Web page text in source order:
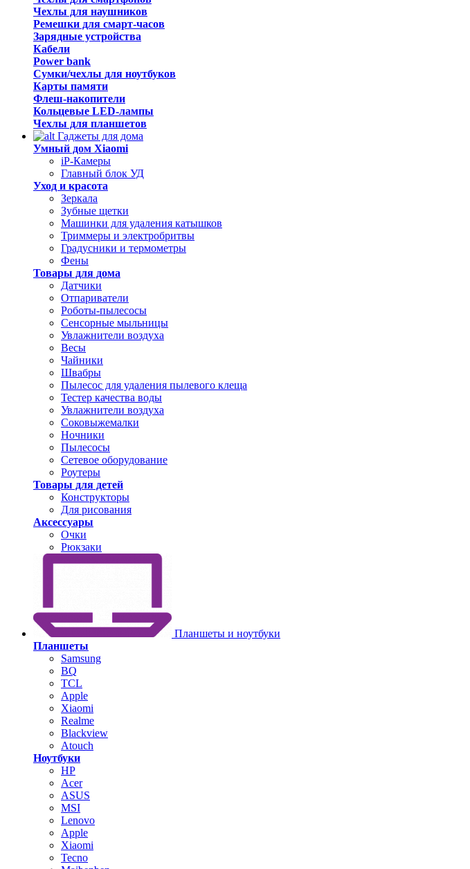
Чехлы для наушников
Ремешки для смарт-часов
Зарядные устройства
Кабели
Power bank
Сумки/чехлы для ноутбуков
Карты памяти
Флеш-накопители
Кольцевые LED-лампы
Чехлы для планшетов
Гаджеты для дома
Умный дом Xiaomi
iP-Камеры
Главный блок УД
Уход и красота
Зеркала
Зубные щетки
Машинки для удаления катышков
Триммеры и электробритвы
Градусники и термометры
Фены
Товары для дома
Датчики
Отпариватели
Роботы-пылесосы
Сенсорные мыльницы
Увлажнители воздуха
Весы
Чайники
Швабры
Пылесос для удаления пылевого клеща
Тестер качества воды
Увлажнители воздуха
Соковыжемалки
Ночники
Пылесосы
Сетевое оборудование
Роутеры
Товары для детей
Конструкторы
Для рисования
Аксессуары
Очки
Рюкзаки
Планшеты и ноутбуки
Планшеты
Samsung
BQ
TCL
Apple
Xiaomi
Realme
Blackview
Atouch
Ноутбуки
HP
Acer
ASUS
MSI
Lenovo
Apple
Xiaomi
Tecno